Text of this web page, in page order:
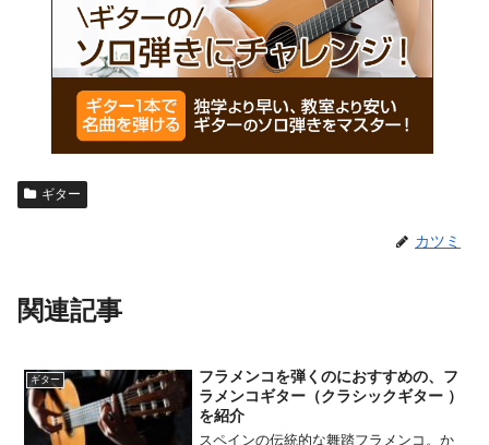
ギター
カツミ
関連記事
ギター
フラメンコを弾くのにおすすめの、フ
ラメンコギター（クラシックギター ）
を紹介
スペインの伝統的な舞踏フラメンコ。か